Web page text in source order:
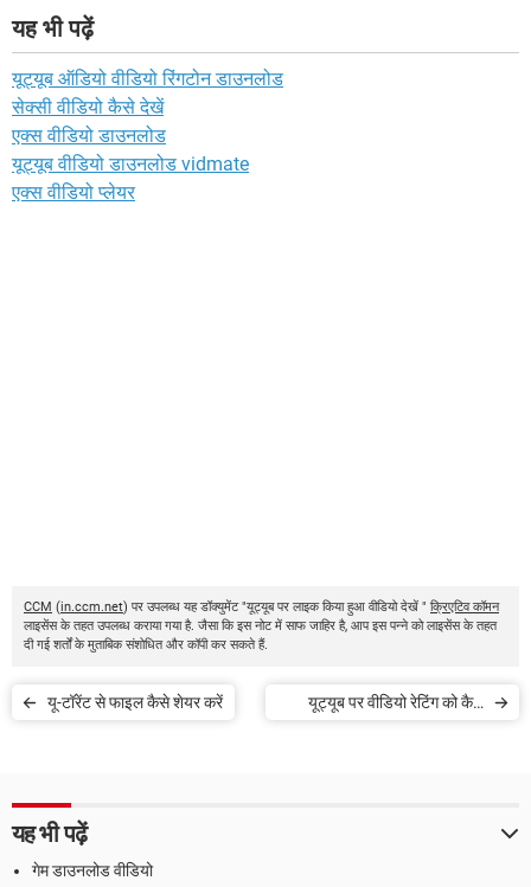
यह भी पढ़ें
यूट्यूब ऑडियो वीडियो रिंगटोन डाउनलोड
सेक्सी वीडियो कैसे देखें
एक्स वीडियो डाउनलोड
यूट्यूब वीडियो डाउनलोड vidmate
एक्स वीडियो प्लेयर
CCM (in.ccm.net) पर उपलब्ध यह डॉक्युमेंट "यूट्यूब पर लाइक किया हुआ वीडियो देखें " क्रिएटिव कॉमन
लाइसेंस के तहत उपलब्ध कराया गया है. जैसा कि इस नोट में साफ जाहिर है, आप इस पन्ने को लाइसेंस के तहत
दी गई शर्तों के मुताबिक संशोधित और कॉपी कर सकते हैं.
यू-टॉरेंट से फाइल कैसे शेयर करें
यूट्यूब पर वीडियो रेटिंग को कैसे
यह भी पढ़ें
गेम डाउनलोड वीडियो